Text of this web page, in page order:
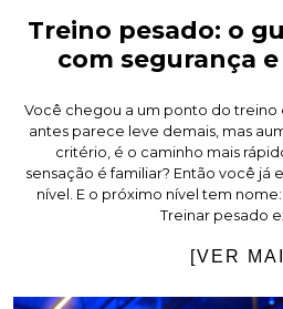
Treino pesado: o
com segurança
Você chegou a um ponto do treino
antes parece leve demais, mas
critério, é o caminho mais
sensação é familiar? Então você já
nível. E o próximo nível tem
Treinar pesado
[VER